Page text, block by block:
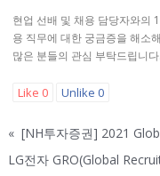
현업 선배 및 채용 담당자와의
용 직무에 대한 궁금증을 해소
많은 분들의 관심 부탁드립니다.
Like 0 Unlike 0
« [NH투자증권] 2021
LG전자 GRO(Global